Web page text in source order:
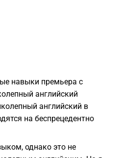
навыки премьера с
английский
английский в
на беспрецедентно
однако это не